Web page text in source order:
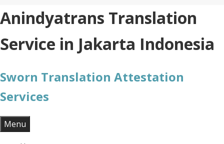
Skip
to
content
Anindyatrans Translation
Service in Jakarta Indonesia
Sworn Translation Attestation
Services
Menu